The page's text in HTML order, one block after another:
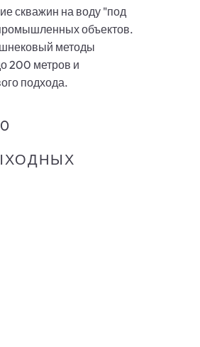
скважин на воду "под
объектов.
методы
200 метров и
подхода.